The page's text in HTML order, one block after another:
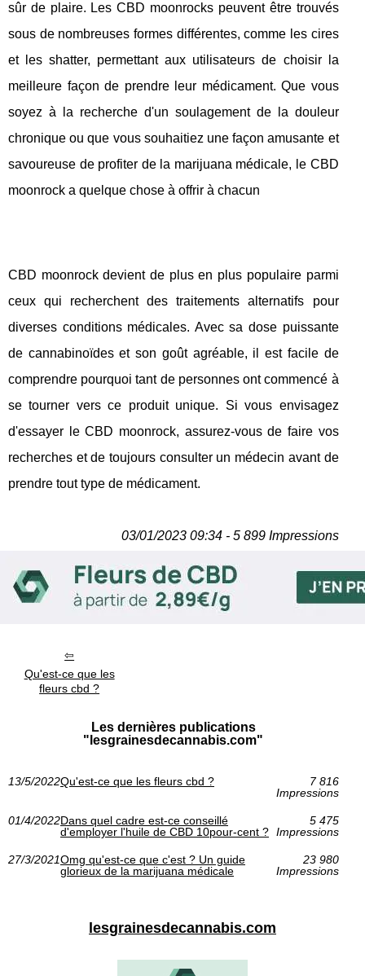
sûr de plaire. Les CBD moonrocks peuvent être trouvés
sous de nombreuses formes différentes, comme les cires
et les shatter, permettant aux utilisateurs de choisir la
meilleure façon de prendre leur médicament. Que vous
soyez à la recherche d'un soulagement de la douleur
chronique ou que vous souhaitiez une façon amusante et
savoureuse de profiter de la marijuana médicale, le CBD
moonrock a quelque chose à offrir à chacun
CBD moonrock devient de plus en plus populaire parmi
ceux qui recherchent des traitements alternatifs pour
diverses conditions médicales. Avec sa dose puissante
de cannabinoïdes et son goût agréable, il est facile de
comprendre pourquoi tant de personnes ont commencé à
se tourner vers ce produit unique. Si vous envisagez
d'essayer le CBD moonrock, assurez-vous de faire vos
recherches et de toujours consulter un médecin avant de
prendre tout type de médicament.
03/01/2023 09:34 - 5 899 Impressions
Qu'est-ce que les
fleurs cbd ?
Les dernières publications
"lesgrainesdecannabis.com"
13/5/2022Qu'est-ce que les fleurs cbd ?
7 816
Impressions
01/4/2022Dans quel cadre est-ce conseillé
d'employer l'huile de CBD 10pour-cent ?
5 475
Impressions
27/3/2021Omg qu'est-ce que c'est ? Un guide
glorieux de la marijuana médicale
23 980
Impressions
lesgrainesdecannabis.com